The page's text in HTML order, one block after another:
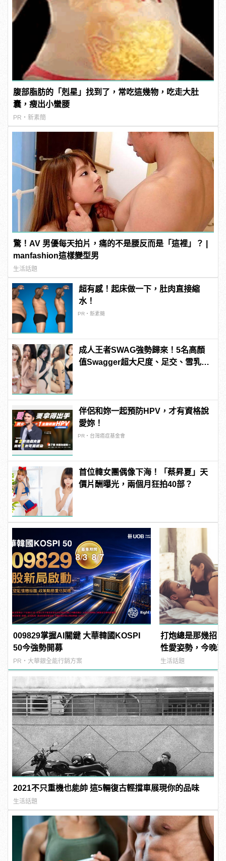
腹部脂肪的「剋星」找到了，常吃這幾物，吃走大肚
囊，瘦出小蠻腰
PR・新素簡
驚！AV 男優每天拍片，痛的不是腰反而是「這裡」？ |
manfashion這樣變型男
生活話題
超有感！起床做一下，肚肉直接縮
水！
PR・新素簡
成人王者SWAG強勢歸來！5名高顏
值Swagger超大尺度、足交、雪乳、
伴侶和妳一起預防HPV，才有資格說
愛妳！
PR・台灣癌症基金會
首位韓女團偶像下海！「蔡昇夏」天
價片酬曝光，兩個月狂拍40部？
009829掌握AI關鍵 大華韓國KOSPI
50今強勢開募
PR・大華銀全能行銷方案
打炮總是那幾招
性愛姿勢，今晚
天！ |
生活話題
2021不只重機也能帥 這5輛復古輕擋車展現你的品味
生活話題